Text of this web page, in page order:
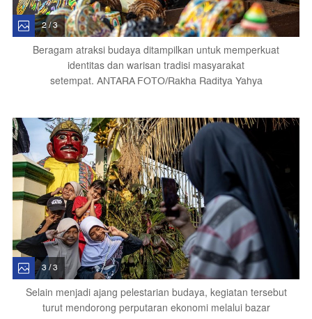
2 / 3
Beragam atraksi budaya ditampilkan untuk memperkuat
identitas dan warisan tradisi masyarakat
setempat. ANTARA FOTO/Rakha Raditya Yahya
3 / 3
Selain menjadi ajang pelestarian budaya, kegiatan tersebut
turut mendorong perputaran ekonomi melalui bazar